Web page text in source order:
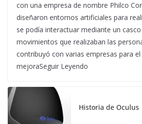
con una empresa de nombre Philco
diseñaron entornos artificiales para
se podía interactuar mediante un
movimientos que realizaban las
contribuyó con varias empresas para
mejoraSeguir Leyendo
Historia de Oculus